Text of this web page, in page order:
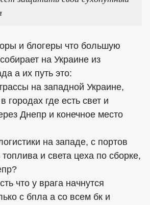
и блогеры что большую
на Украине из
а их путь это:
на западной Украине,
городах где есть свет и
Днепр и конечное место
на западе, с портов
и света цеха по сборке,
что у врага начнутся
с бпла а со всем бк и